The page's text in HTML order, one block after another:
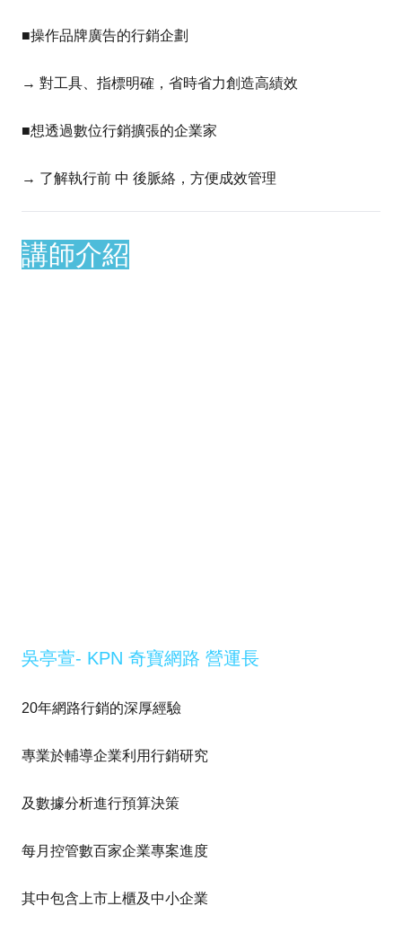
■操作品牌廣告的行銷企劃
→ 對工具、指標明確，省時省力創造高績效
■想透過數位行銷擴張的企業家
→ 了解執行前 中 後脈絡，方便成效管理
講師介紹
吳亭萱- KPN 奇寶網路 營運長
20年網路行銷的深厚經驗
專業於輔導企業利用行銷研究
及數據分析進行預算決策
每月控管數百家企業專案進度
其中包含上市上櫃及中小企業